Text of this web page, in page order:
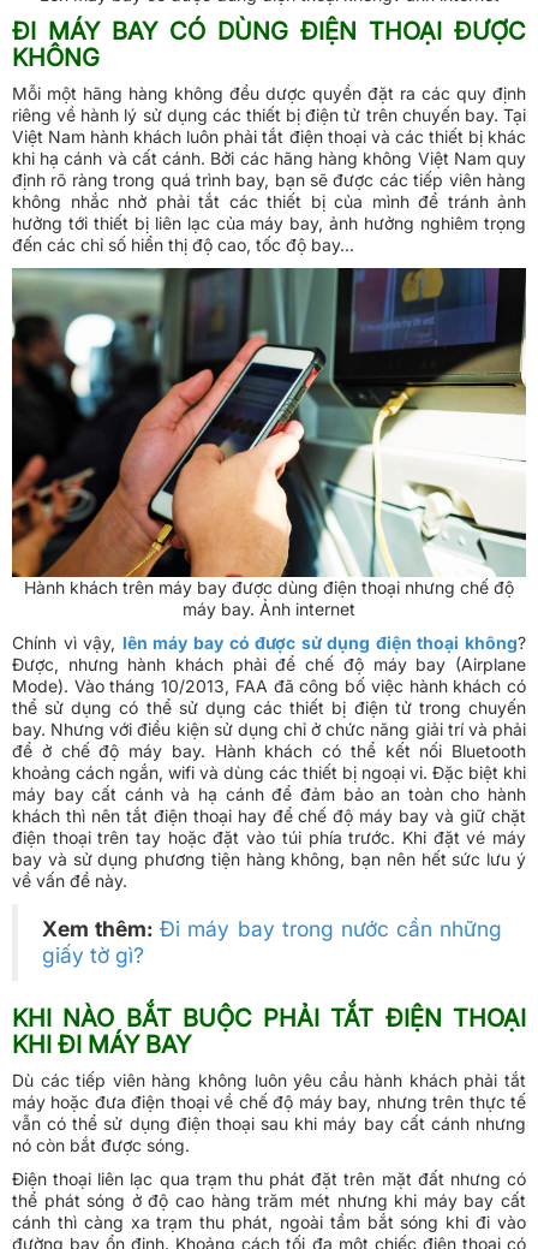
ĐI MÁY BAY CÓ DÙNG ĐIỆN THOẠI ĐƯỢC
KHÔNG
Mỗi một hãng hàng không đều dược quyền đặt ra các quy định
riêng về hành lý sử dụng các thiết bị điện tử trên chuyến bay. Tại
Việt Nam hành khách luôn phải tắt điện thoại và các thiết bị khác
khi hạ cánh và cất cánh. Bởi các hãng hàng không Việt Nam quy
định rõ ràng trong quá trình bay, bạn sẽ được các tiếp viên hàng
không nhắc nhở phải tắt các thiết bị của mình để tránh ảnh
hưởng tới thiết bị liên lạc của máy bay, ảnh hưởng nghiêm trọng
đến các chỉ số hiển thị độ cao, tốc độ bay...
Hành khách trên máy bay được dùng điện thoại nhưng chế độ
máy bay. Ảnh internet
Chính vì vậy, lên máy bay có được sử dụng điện thoại không?
Được, nhưng hành khách phải để chế độ máy bay (Airplane
Mode). Vào tháng 10/2013, FAA đã công bố việc hành khách có
thể sử dụng có thể sử dụng các thiết bị điện tử trong chuyến
bay. Nhưng với điều kiện sử dụng chỉ ở chức năng giải trí và phải
để ở chế độ máy bay. Hành khách có thể kết nối Bluetooth
khoảng cách ngắn, wifi và dùng các thiết bị ngoại vi. Đặc biệt khi
máy bay cất cánh và hạ cánh để đảm bảo an toàn cho hành
khách thì nên tắt điện thoại hay để chế độ máy bay và giữ chặt
điện thoại trên tay hoặc đặt vào túi phía trước. Khi đặt vé máy
bay và sử dụng phương tiện hàng không, bạn nên hết sức lưu ý
về vấn đề này.
Xem thêm:Đi máy bay trong nước cần những
giấy tờ gì?
KHI NÀO BẮT BUỘC PHẢI TẮT ĐIỆN THOẠI
KHI ĐI MÁY BAY
Dù các tiếp viên hàng không luôn yêu cầu hành khách phải tắt
máy hoặc đưa điện thoại về chế độ máy bay, nhưng trên thực tế
vẫn có thể sử dụng điện thoại sau khi máy bay cất cánh nhưng
nó còn bắt được sóng.
Điện thoại liên lạc qua trạm thu phát đặt trên mặt đất nhưng có
thể phát sóng ở độ cao hàng trăm mét nhưng khi máy bay cất
cánh thì càng xa trạm thu phát, ngoài tầm bắt sóng khi đi vào
đường bay ổn định. Khoảng cách tối đa một chiếc điện thoại có